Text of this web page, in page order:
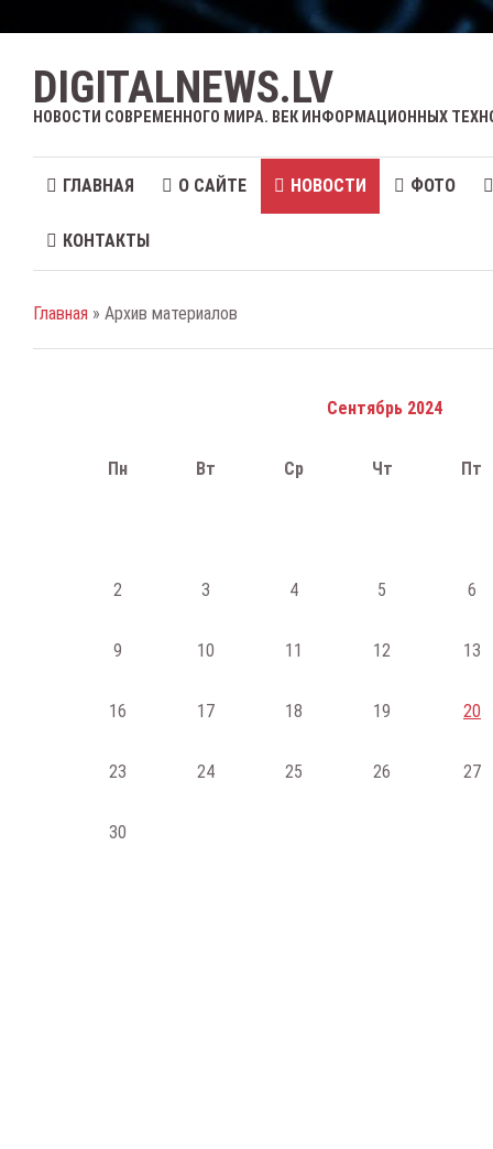
DIGITALNEWS.LV
НОВОСТИ СОВРЕМЕННОГО МИРА. ВЕК ИНФОРМАЦИОННЫХ
ГЛАВНАЯ О САЙТЕ НОВОСТИ ФОТО
КОНТАКТЫ
Главная » Архив материалов
Сентябрь 2024
Пн Вт Ср Чт Пт
2 3 4 5 6
9 10 11 12 13
16 17 18 19 20
23 24 25 26 27
30